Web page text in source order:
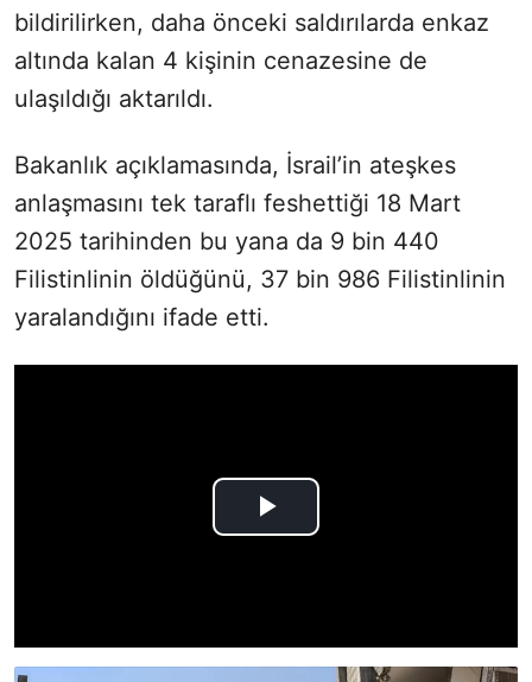
bildirilirken, daha önceki saldırılarda enkaz
altında kalan 4 kişinin cenazesine de
ulaşıldığı aktarıldı.
Bakanlık açıklamasında, İsrail’in ateşkes
anlaşmasını tek taraflı feshettiği 18 Mart
2025 tarihinden bu yana da 9 bin 440
Filistinlinin öldüğünü, 37 bin 986 Filistinlinin
yaralandığını ifade etti.